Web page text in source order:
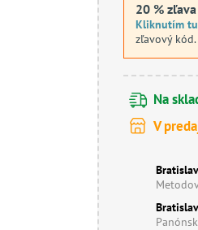
20 %
Kliknutím tu
zľavový kód.
Na
V